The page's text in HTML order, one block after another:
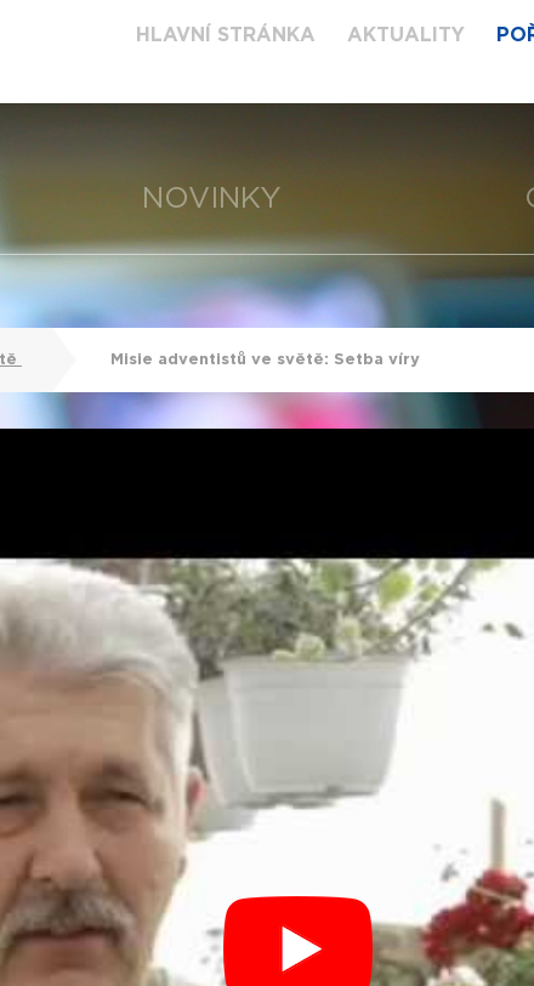
HLAVNÍ STRÁNKA AKTUALITY
NOVINKY
Misie adventistů ve světě: Setba víry